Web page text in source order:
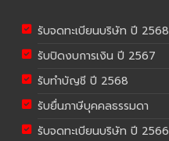
รับจดทะเบียนบริษัท ปี 2568
รับปิดงบการเงิน ปี 2567
รับทำบัญชี ปี 2568
รับยื่นภาษีบุคคลธรรมดา
รับจดทะเบียนบริษัท ปี 2566